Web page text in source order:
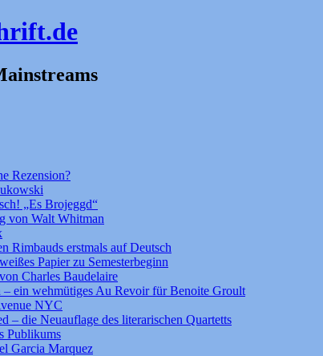
Rezension?
„Es Brojeggd“
von Walt Whitman
Rimbauds erstmals auf Deutsch
Papier zu Semesterbeginn
Charles Baudelaire
– ein wehmütiges Au Revoir für Benoite Groult
NYC
– die Neuauflage des literarischen Quartetts
Publikums
Garcia Marquez